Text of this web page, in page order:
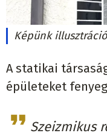
Képünk illusztráció
A statikai
épületeket
Szeizmikus